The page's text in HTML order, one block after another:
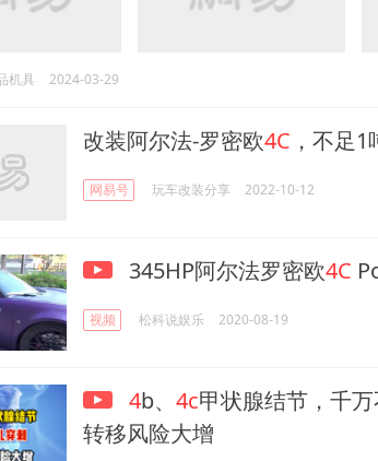
机具 2024-03-29
改装阿尔法-罗密欧4C ，不足
网易号 玩车改装分享 2022-10-12
345HP阿尔法罗密欧4C
视频 松科说娱乐 2020-08-19
4b、 4c甲状腺结节，千
转移风险大增